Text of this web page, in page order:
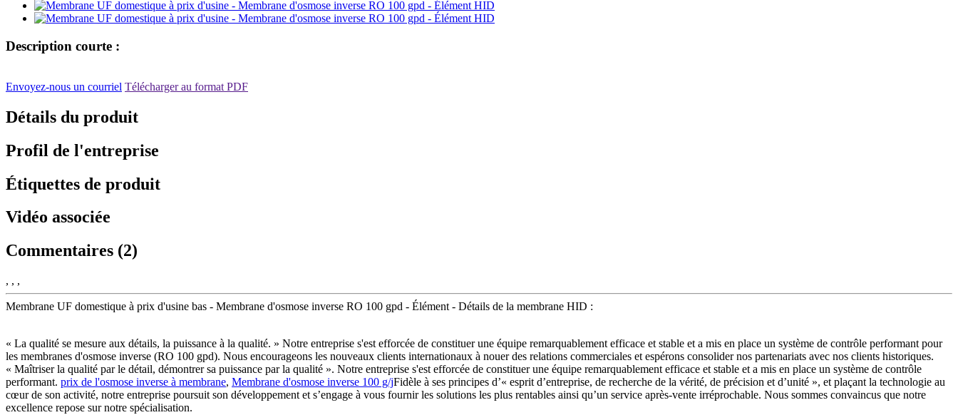
Description courte :
Envoyez-nous un courriel Télécharger au format PDF
Détails du produit
Profil de l'entreprise
Étiquettes de produit
Vidéo associée
Commentaires (2)
, , ,
Membrane UF domestique à prix d'usine bas - Membrane d'osmose inverse RO 100 gpd - Élément - Détails de la membrane HID :
« La qualité se mesure aux détails, la puissance à la qualité. » Notre entreprise s'est efforcée de constituer une équipe remarquablement efficace et stable et a mis en place un système de contrôle performant pour
les membranes d'osmose inverse (RO 100 gpd). Nous encourageons les nouveaux clients internationaux à nouer des relations commerciales et espérons consolider nos partenariats avec nos clients historiques.
« Maîtriser la qualité par le détail, démontrer sa puissance par la qualité ». Notre entreprise s'est efforcée de constituer une équipe remarquablement efficace et stable et a mis en place un système de contrôle
performant. prix de l'osmose inverse à membrane, Membrane d'osmose inverse 100 g/jFidèle à ses principes d’« esprit d’entreprise, de recherche de la vérité, de précision et d’unité », et plaçant la technologie au
cœur de son activité, notre entreprise poursuit son développement et s’engage à vous fournir les solutions les plus rentables ainsi qu’un service après-vente irréprochable. Nous sommes convaincus que notre
excellence repose sur notre spécialisation.